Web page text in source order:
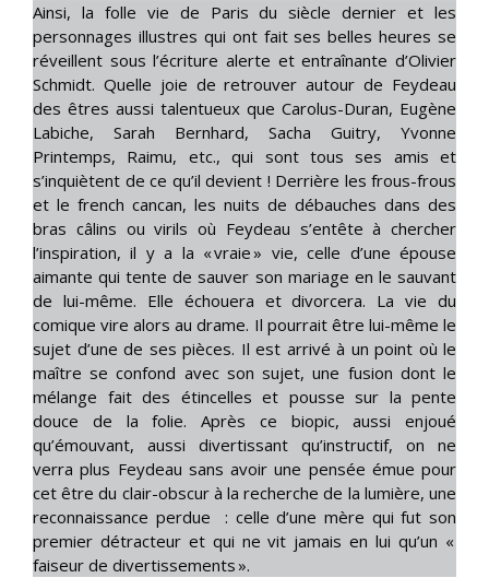
Ainsi, la folle vie de Paris du siècle dernier et les
personnages illustres qui ont fait ses belles heures se
réveillent sous l’écriture alerte et entraînante d’Olivier
Schmidt. Quelle joie de retrouver autour de Feydeau
des êtres aussi talentueux que Carolus-Duran, Eugène
Labiche, Sarah Bernhard, Sacha Guitry, Yvonne
Printemps, Raimu, etc., qui sont tous ses amis et
s’inquiètent de ce qu’il devient ! Derrière les frous-frous
et le french cancan, les nuits de débauches dans des
bras câlins ou virils où Feydeau s’entête à chercher
l’inspiration, il y a la « vraie » vie, celle d’une épouse
aimante qui tente de sauver son mariage en le sauvant
de lui-même. Elle échouera et divorcera. La vie du
comique vire alors au drame. Il pourrait être lui-même le
sujet d’une de ses pièces. Il est arrivé à un point où le
maître se confond avec son sujet, une fusion dont le
mélange fait des étincelles et pousse sur la pente
douce de la folie. Après ce biopic, aussi enjoué
qu’émouvant, aussi divertissant qu’instructif, on ne
verra plus Feydeau sans avoir une pensée émue pour
cet être du clair-obscur à la recherche de la lumière, une
reconnaissance perdue : celle d’une mère qui fut son
premier détracteur et qui ne vit jamais en lui qu’un «
faiseur de divertissements ».